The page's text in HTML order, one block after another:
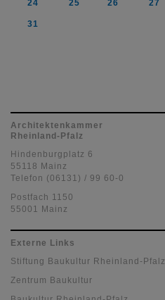
24 25 26 27
31
Architektenkammer
Rheinland-Pfalz
Hindenburgplatz 6
55118 Mainz
Telefon (06131) / 99 60-0
Postfach 1150
55001 Mainz
Externe Links
Stiftung Baukultur Rheinland-Pfalz
Zentrum Baukultur